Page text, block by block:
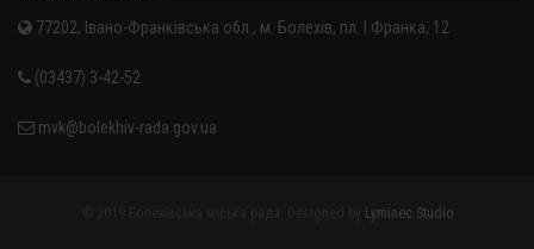
77202, Івано-Франківська обл., м. Болехів, пл. І.Франка, 12
(03437) 3-42-52
mvk@bolekhiv-rada.gov.ua
Lyminec Studio